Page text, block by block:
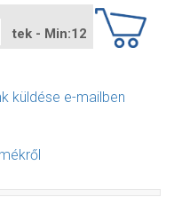
tek - Min:12
küldése e-mailben